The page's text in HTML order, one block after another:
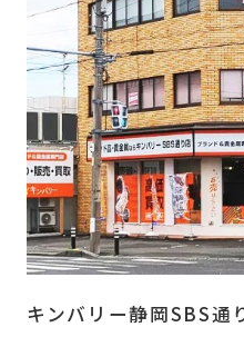
キンバリー静岡SBS通